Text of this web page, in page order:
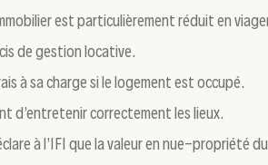
est particulièrement réduit en
de gestion locative.
à sa charge si le logement est occupé.
d’entretenir correctement les lieux.
à l’IFI que la valeur en nue-propriété